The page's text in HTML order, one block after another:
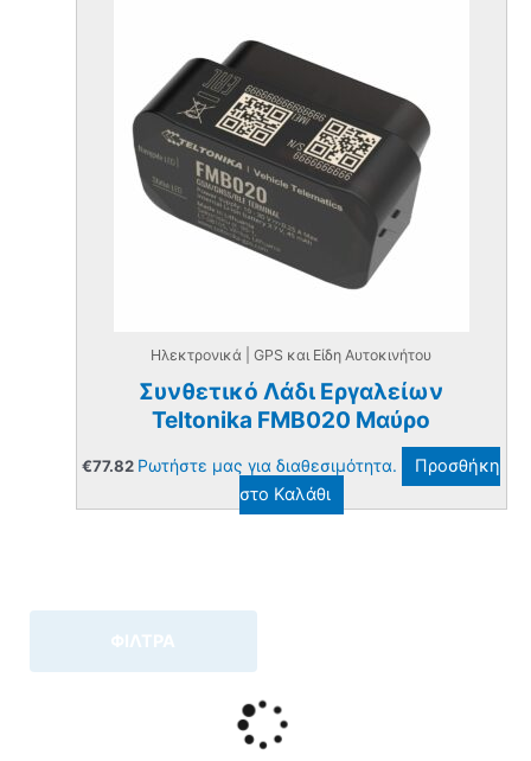
ΦΙΛΤΡΑ
Ηλεκτρονικά | GPS και Είδη Αυτοκινήτου
Συνθετικό Λάδι Εργαλείων
Teltonika FMB020 Μαύρο
€77.82 Ρωτήστε μας για διαθεσιμότητα.
Προσθήκη
στο Καλάθι